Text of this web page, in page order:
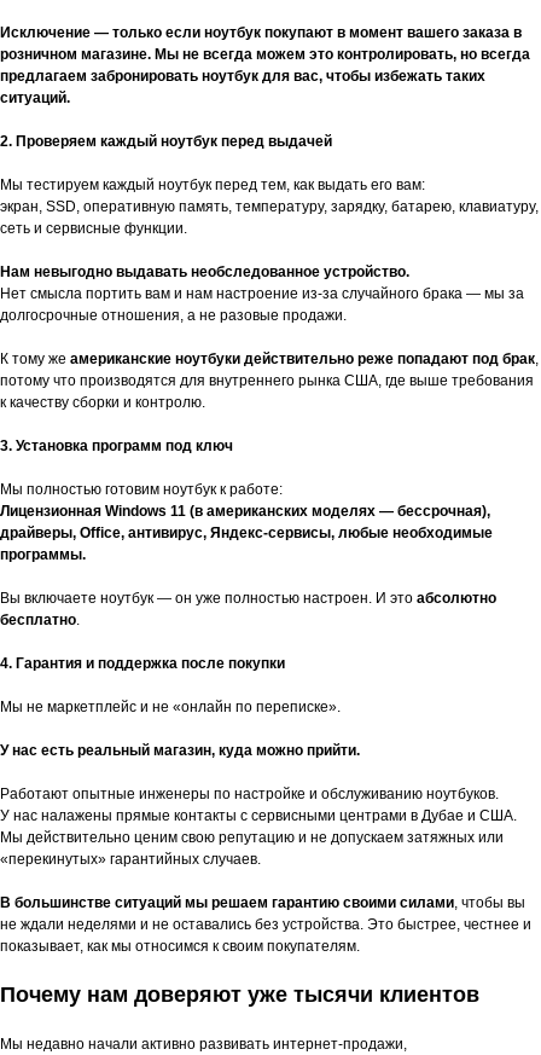
Исключение — только если ноутбук покупают в момент вашего заказа в
розничном магазине. Мы не всегда можем это контролировать, но всегда
предлагаем забронировать ноутбук для вас, чтобы избежать таких
ситуаций.
2. Проверяем каждый ноутбук перед выдачей
Мы тестируем каждый ноутбук перед тем, как выдать его вам:
экран, SSD, оперативную память, температуру, зарядку, батарею, клавиатуру,
сеть и сервисные функции.
Нам невыгодно выдавать необследованное устройство.
Нет смысла портить вам и нам настроение из-за случайного брака — мы за
долгосрочные отношения, а не разовые продажи.
К тому же американские ноутбуки действительно реже попадают под брак,
потому что производятся для внутреннего рынка США, где выше требования
к качеству сборки и контролю.
3. Установка программ под ключ
Мы полностью готовим ноутбук к работе:
Лицензионная Windows 11 (в американских моделях — бессрочная),
драйверы, Office, антивирус, Яндекс-сервисы, любые необходимые
программы.
Вы включаете ноутбук — он уже полностью настроен. И это абсолютно
бесплатно.
4. Гарантия и поддержка после покупки
Мы не маркетплейс и не «онлайн по переписке».
У нас есть реальный магазин, куда можно прийти.
Работают опытные инженеры по настройке и обслуживанию ноутбуков.
У нас налажены прямые контакты с сервисными центрами в Дубае и США.
Мы действительно ценим свою репутацию и не допускаем затяжных или
«перекинутых» гарантийных случаев.
В большинстве ситуаций мы решаем гарантию своими силами, чтобы вы
не ждали неделями и не оставались без устройства. Это быстрее, честнее и
показывает, как мы относимся к своим покупателям.
Почему нам доверяют уже тысячи клиентов
Мы недавно начали активно развивать интернет-продажи,